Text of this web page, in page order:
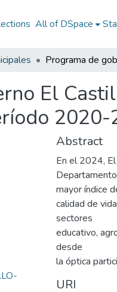
All of DSpace
El
Abstract
En el 2024,
mayor índice
calidad de
sectores
educativo,
desde
la óptica
URI